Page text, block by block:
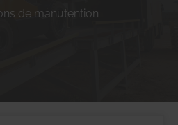
de manutention